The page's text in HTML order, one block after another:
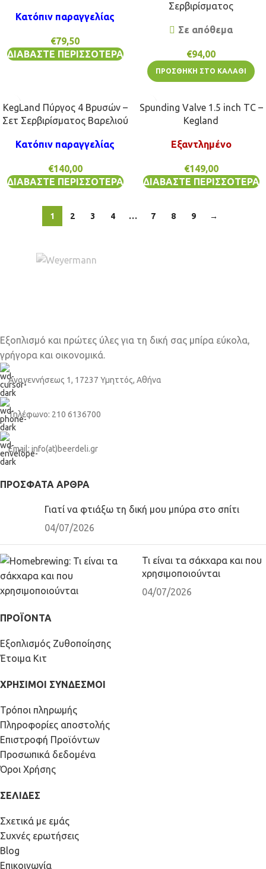
Κατόπιν παραγγελίας
€79,50
ΔΙΑΒΆΣΤΕ ΠΕΡΙΣΣΌΤΕΡΑ
Σερβιρίσματος
Σε απόθεμα
€94,00
ΠΡΟΣΘΉΚΗ ΣΤΟ ΚΑΛΆΘΙ
KegLand Πύργος 4 Βρυσών –
Σετ Σερβιρίσματος Βαρελιού
Κατόπιν παραγγελίας
€140,00
ΔΙΑΒΆΣΤΕ ΠΕΡΙΣΣΌΤΕΡΑ
Spunding Valve 1.5 inch TC –
Kegland
Εξαντλημένο
€149,00
ΔΙΑΒΆΣΤΕ ΠΕΡΙΣΣΌΤΕΡΑ
1 2 3 4 … 7 8 9 →
Εξοπλισμό και πρώτες ύλες για τη δική σας μπίρα εύκολα,
γρήγορα και οικονομικά.
Αναγεννήσεως 1, 17237 Υμηττός, Αθήνα
Τηλέφωνο: 210 6136700
Email: info(at)beerdeli.gr
ΠΡΌΣΦΑΤΑ ΆΡΘΡΑ
Γιατί να φτιάξω τη δική μου μπύρα στο σπίτι
04/07/2026
Τι είναι τα σάκχαρα και που
χρησιμοποιούνται
04/07/2026
ΠΡΟΪΟΝΤΑ
Εξοπλισμός Ζυθοποίησης
Έτοιμα Κιτ
ΧΡΗΣΙΜΟΙ ΣΥΝΔΕΣΜΟΙ
Τρόποι πληρωμής
Πληροφορίες αποστολής
Επιστροφή Προϊόντων
Προσωπικά δεδομένα
Όροι Χρήσης
ΣΕΛΙΔΕΣ
Σχετικά με εμάς
Συχνές ερωτήσεις
Blog
Επικοινωνία